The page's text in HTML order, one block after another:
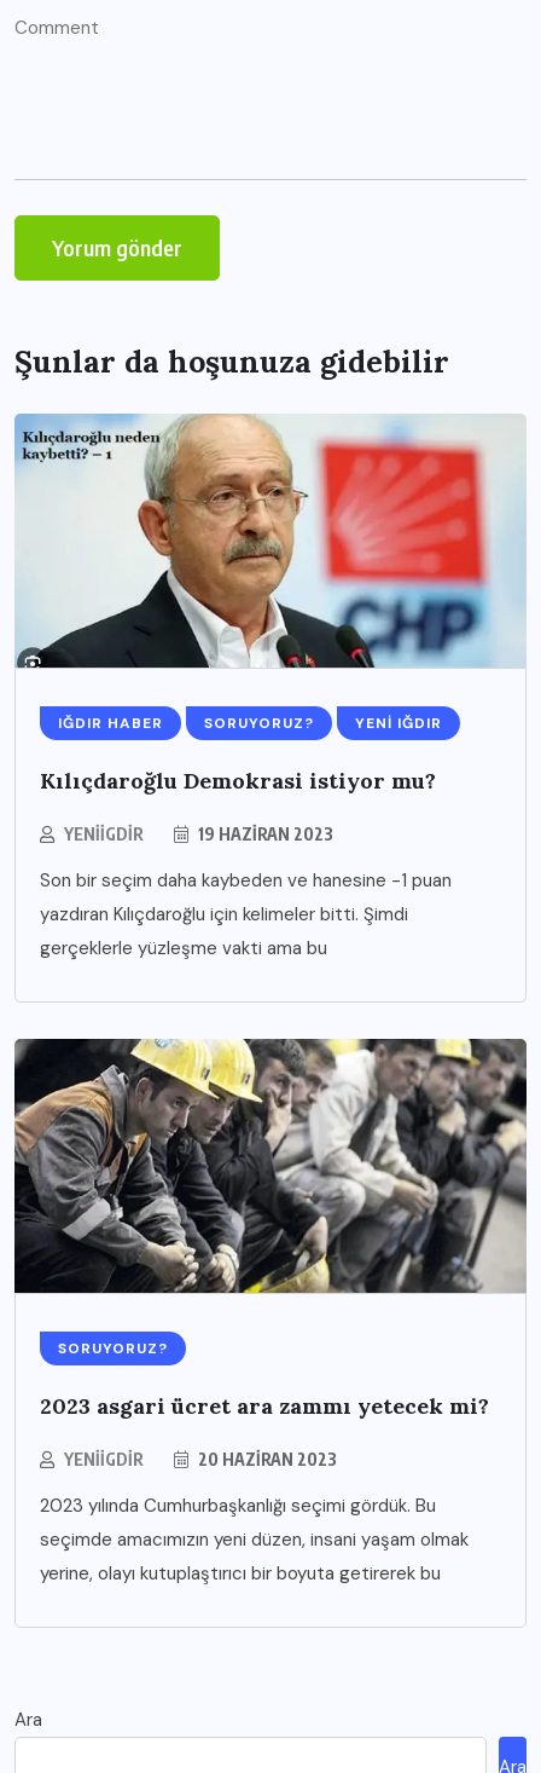
Şunlar da hoşunuza gidebilir
IĞDIR HABER SORUYORUZ? YENI IĞDIR
Kılıçdaroğlu Demokrasi istiyor mu?
YENIIGDIR 19 HAZIRAN 2023
Son bir seçim daha kaybeden ve hanesine -1 puan
yazdıran Kılıçdaroğlu için kelimeler bitti. Şimdi
gerçeklerle yüzleşme vakti ama bu
SORUYORUZ?
2023 asgari ücret ara zammı yetecek mi?
YENIIGDIR 20 HAZIRAN 2023
2023 yılında Cumhurbaşkanlığı seçimi gördük. Bu
seçimde amacımızın yeni düzen, insani yaşam olmak
yerine, olayı kutuplaştırıcı bir boyuta getirerek bu
Ara
Ara